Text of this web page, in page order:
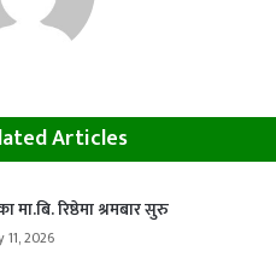
Articles
मा.बि. रिष्ठेमा श्रमबार सुरु
11, 2026